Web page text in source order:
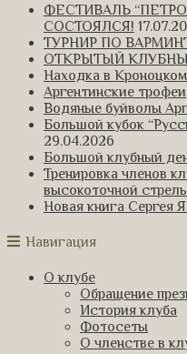
ФЕСТИВАЛЬ
СОСТОЯЛСЯ!
ТУРНИР ПО
ОТКРЫТЫЙ
Находка в
Аргентинские трофеи
Водяные буйволы
Большой кубок
29.04.2026
Большой клубный
Тренировка членов
высокоточной
Новая книга Сергея
Навигация
О клубе
Обращение
История клуба
Фотосеты
О членстве в